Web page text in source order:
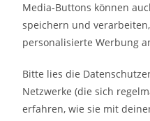
Media-Buttons können
speichern und
personalisierte Werbung
Bitte lies die
Netzwerke (die sich
erfahren, wie sie mit